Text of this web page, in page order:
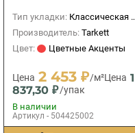
Тип укладки: Классическая (прямая)
Производитель: Tarkett
Цвет:
Цветные Акценты
Цена 2 453 ₽/м²Цена 1
837,30 ₽/упак
В наличии
Артикул - 504425002